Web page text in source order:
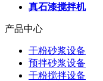
真石漆搅拌机
产品中心
干粉砂浆设备
预拌砂浆设备
干粉搅拌设备